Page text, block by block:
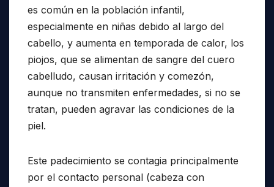
es común en la población infantil,
especialmente en niñas debido al largo del
cabello, y aumenta en temporada de calor, los
piojos, que se alimentan de sangre del cuero
cabelludo, causan irritación y comezón,
aunque no transmiten enfermedades, si no se
tratan, pueden agravar las condiciones de la
piel.
Este padecimiento se contagia principalmente
por el contacto personal (cabeza con